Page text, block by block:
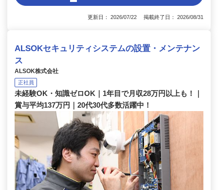
更新日： 2026/07/22 掲載終了日： 2026/08/31
ALSOKセキュリティシステムの設置・メンテナン
ス
ALSOK株式会社
正社員
未経験OK・知識ゼロOK｜1年目で月収28万円以上も！｜
賞与平均137万円｜20代30代多数活躍中！